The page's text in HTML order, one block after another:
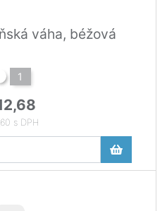
váha, béžová
1
s DPH